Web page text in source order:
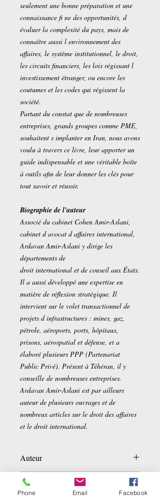
seulement une bonne préparation et une
connaissance fi ne des opportunités, d
évaluer la complexité du pays, mais de
connaître aussi l environnement des
affaires, le système institutionnel, le droit,
les circuits financiers, les lois régissant l
investissement étranger, ou encore les
coutumes et les codes qui régissent la
société.
Partant du constat que de nombreuses
entreprises, grands groupes comme PME,
souhaitent s implanter en Iran, nous avons
voulu à travers ce livre, leur apporter un
guide indispensable et une véritable boîte
à outils afin de leur donner les clés pour
tout savoir et réussir.
Biographie de l'auteur
Associé du cabinet Cohen Amir-Aslani,
cabinet d avocat d affaires international,
Ardavan Amir-Aslani y dirige les
départements de
droit international et de conseil aux États.
Il a aussi développé une expertise en
matière de réflexion stratégique. Il
intervient sur le volet transactionnel de
projets d infrastructures : mines, gaz,
pétrole, aéroports, ports, hôpitaux,
prisons, aérospatial et défense, et a
élaboré plusieurs PPP (Partenariat
Public Privé). Présent à Téhéran, il y
conseille de nombreuses entreprises.
Ardavan Amir-Aslani est par ailleurs
auteur de plusieurs ouvrages et de
nombreux articles sur le droit des affaires
et le droit international.
Auteur
Ardavan Amir-Aslani
Détails sur le produit
Phone Email Facebook